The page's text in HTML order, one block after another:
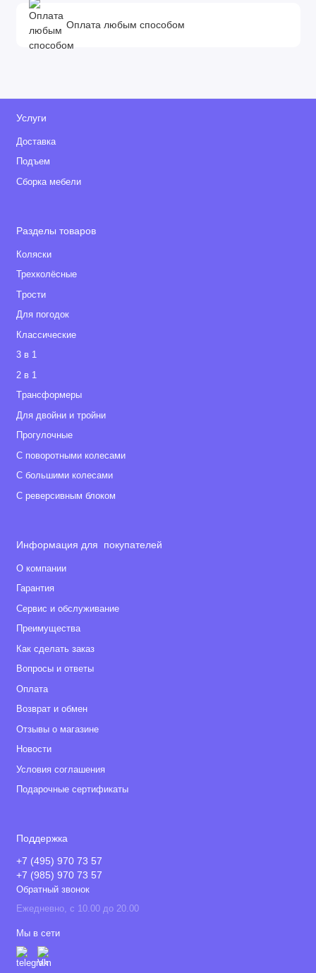
Оплата любым способом
Услуги
Доставка
Подъем
Сборка мебели
Разделы товаров
Коляски
Трехколёсные
Tрости
Для погодок
Классические
3 в 1
2 в 1
Tрансформеры
Для двойни и тройни
Прогулочные
С поворотными колесами
С большими колесами
С реверсивным блоком
Информация для покупателей
О компании
Гарантия
Сервис и обслуживание
Преимущества
Как сделать заказ
Вопросы и ответы
Оплата
Возврат и обмен
Отзывы о магазине
Новости
Условия соглашения
Подарочные сертификаты
Поддержка
+7 (495) 970 73 57
+7 (985) 970 73 57
Обратный звонок
Ежедневно, с 10.00 до 20.00
Мы в сети